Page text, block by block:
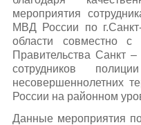
мероприятия
МВД России по
области совместно с
Правительства Санкт
сотрудников
несовершеннолетних
России на районном
Данные мероприятия